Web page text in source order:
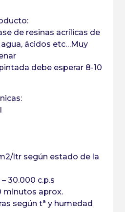
de resinas acrílicas de
ácidos etc…Muy
debe esperar 8-10
ltr según estado de la
30.000 c.p.s
minutos aprox.
según tª y humedad